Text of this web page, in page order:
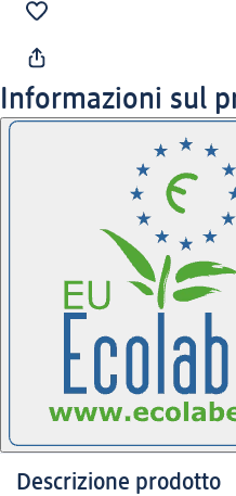
Informazioni sul
Descrizione prodotto